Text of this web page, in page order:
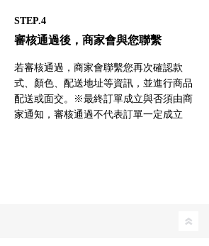
STEP.4
審核通過後，商家會與您聯繫
若審核通過，商家會聯繫您再次確認款
式、顏色、配送地址等資訊，並進行商品
配送或面交。※最終訂單成立與否須由商
家通知，審核通過不代表訂單一定成立